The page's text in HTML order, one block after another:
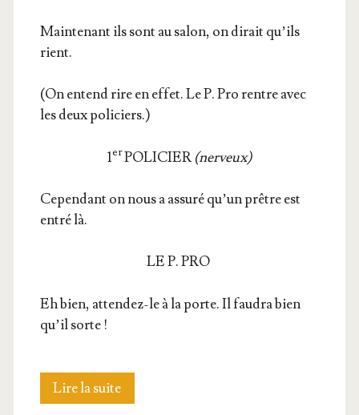
Main­te­nant ils sont au salon, on dirait qu’ils
rient.
(On entend rire en effet. Le P. Pro rentre avec
les deux policiers.)
1erPOLICIER (ner­veux)
Cepen­dant on nous a assu­ré qu’un prêtre est
entré là.
LE P. PRO
Eh bien, atten­dez-le à la porte. Il fau­dra bien
qu’il sorte !
Lire la suiteLes